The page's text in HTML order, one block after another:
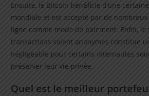
Ensuite, le Bitcoin bénéficie d’une
mondiale et est accepté par de
ligne comme mode de paiement. Enfin, le
transactions soient anonymes constitue
négligeable pour certains internautes
préserver leur vie privée.
Quel est le meilleur